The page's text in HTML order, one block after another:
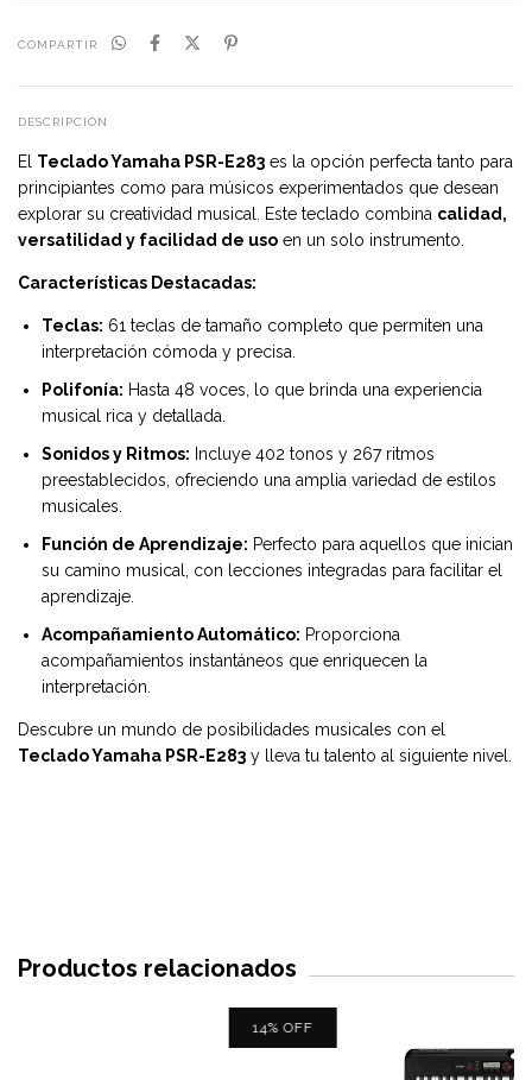
COMPARTIR
DESCRIPCIÓN
El Teclado Yamaha PSR-E283 es la opción perfecta tanto para
principiantes como para músicos experimentados que desean
explorar su creatividad musical. Este teclado combina calidad,
versatilidad y facilidad de uso en un solo instrumento.
Características Destacadas:
Teclas: 61 teclas de tamaño completo que permiten una
interpretación cómoda y precisa.
Polifonía: Hasta 48 voces, lo que brinda una experiencia
musical rica y detallada.
Sonidos y Ritmos: Incluye 402 tonos y 267 ritmos
preestablecidos, ofreciendo una amplia variedad de estilos
musicales.
Función de Aprendizaje: Perfecto para aquellos que inician
su camino musical, con lecciones integradas para facilitar el
aprendizaje.
Acompañamiento Automático: Proporciona
acompañamientos instantáneos que enriquecen la
interpretación.
Descubre un mundo de posibilidades musicales con el
Teclado Yamaha PSR-E283 y lleva tu talento al siguiente nivel.
Productos relacionados
14%OFF